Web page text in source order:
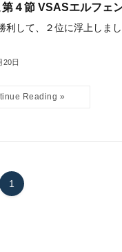
４節 VSASエルフェ
利して、２位に浮上しま
20日
1